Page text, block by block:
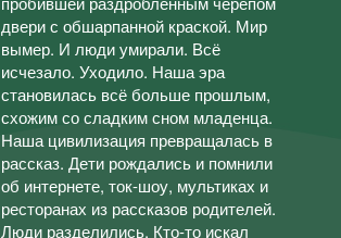
двери с обшарпанной краской. Мир
вымер. И люди умирали. Всё
исчезало. Уходило. Наша эра
становилась всё больше прошлым,
схожим со сладким сном младенца.
Наша цивилизация превращалась в
рассказ. Дети рождались и помнили
об интернете, ток-шоу, мультиках и
ресторанах из рассказов родителей.
Люди разделились. Кто-то искал